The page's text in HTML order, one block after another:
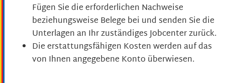
Fügen Sie die erforderlichen Nachweise
beziehungsweise Belege bei und senden Sie die
Unterlagen an Ihr zuständiges Jobcenter zurück.
Die erstattungsfähigen Kosten werden auf das
von Ihnen angegebene Konto überwiesen.